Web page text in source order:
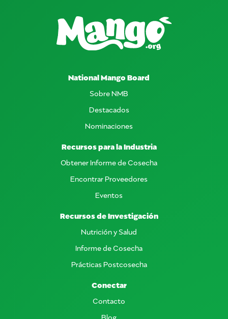
National Mango Board
Sobre NMB
Destacados
Nominaciones
Recursos para la Industria
Obtener Informe de Cosecha
Encontrar Proveedores
Eventos
Recursos de Investigación
Nutrición y Salud
Informe de Cosecha
Prácticas Postcosecha
Conectar
Contacto
Blog